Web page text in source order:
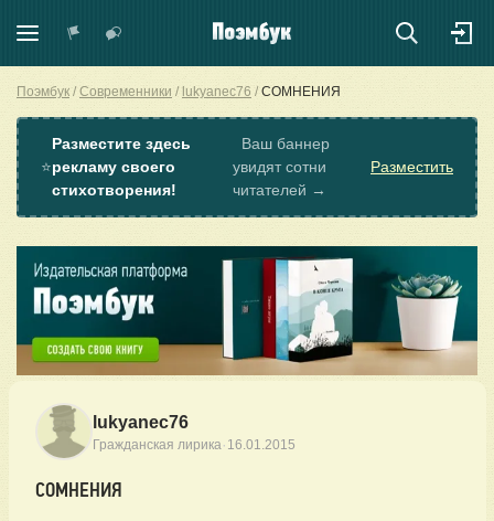
Поэмбук Современники lukyanec76 СОМНЕНИЯ
⭐
Разместите здесь
рекламу своего
стихотворения!
Ваш баннер
увидят сотни
читателей →
Разместить
lukyanec76
Гражданская лирика· 16.01.2015
СОМНЕНИЯ